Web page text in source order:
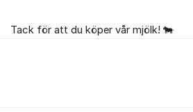
Tack för att du köper vår mjölk! 🐄